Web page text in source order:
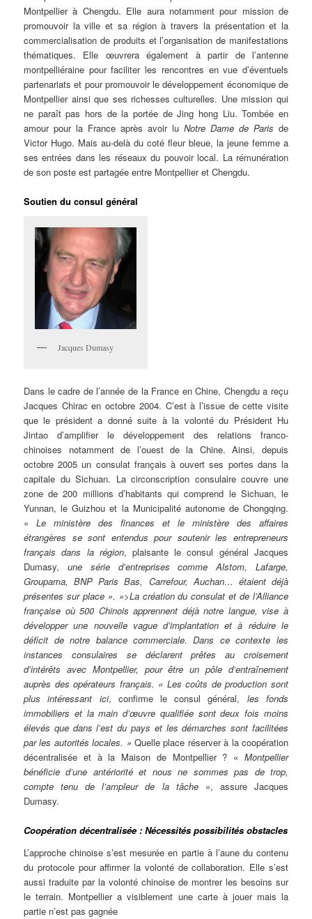
Montpellier à Chengdu. Elle aura notamment pour mission de
promouvoir la ville et sa région à travers la présentation et la
commercialisation de produits et l’organisation de manifestations
thématiques. Elle œuvrera également à partir de l’antenne
montpelliéraine pour faciliter les rencontres en vue d’éventuels
partenariats et pour promouvoir le développement économique de
Montpellier ainsi que ses richesses culturelles. Une mission qui
ne paraît pas hors de la portée de Jing hong Liu. Tombée en
amour pour la France après avoir lu Notre Dame de Paris de
Victor Hugo. Mais au-delà du coté fleur bleue, la jeune femme a
ses entrées dans les réseaux du pouvoir local. La rémunération
de son poste est partagée entre Montpellier et Chengdu.
Soutien du consul général
Jacques Dumasy
Dans le cadre de l’année de la France en Chine, Chengdu a reçu
Jacques Chirac en octobre 2004. C’est à l’issue de cette visite
que le président a donné suite à la volonté du Président Hu
Jintao d’amplifier le développement des relations franco-
chinoises notamment de l’ouest de la Chine. Ainsi, depuis
octobre 2005 un consulat français à ouvert ses portes dans la
capitale du Sichuan. La circonscription consulaire couvre une
zone de 200 millions d’habitants qui comprend le Sichuan, le
Yunnan, le Guizhou et la Municipalité autonome de Chongqing.
«Le ministère des finances et le ministère des affaires
étrangères se sont entendus pour soutenir les entrepreneurs
français dans la région, plaisante le consul général Jacques
Dumasy, une série d’entreprises comme Alstom, Lafarge,
Groupama, BNP Paris Bas, Carrefour, Auchan… étaient déjà
présentes sur place ». »>La création du consulat et de l’Alliance
française où 500 Chinois apprennent déjà notre langue, vise à
développer une nouvelle vague d’implantation et à réduire le
déficit de notre balance commerciale. Dans ce contexte les
instances consulaires se déclarent prêtes au croisement
d’intérêts avec Montpellier, pour être un pôle d’entraînement
auprès des opérateurs français. « Les coûts de production sont
plus intéressant ici, confirme le consul général, les fonds
immobiliers et la main d’œuvre qualifiée sont deux fois moins
élevés que dans l’est du pays et les démarches sont facilitées
par les autorités locales. » Quelle place réserver à la coopération
décentralisée et à la Maison de Montpellier ? « Montpellier
bénéficie d’une antériorité et nous ne sommes pas de trop,
compte tenu de l’ampleur de la tâche», assure Jacques
Dumasy.
Coopération décentralisée : Nécessités possibilités obstacles
L’approche chinoise s’est mesurée en partie à l’aune du contenu
du protocole pour affirmer la volonté de collaboration. Elle s’est
aussi traduite par la volonté chinoise de montrer les besoins sur
le terrain. Montpellier a visiblement une carte à jouer mais la
partie n’est pas gagnée